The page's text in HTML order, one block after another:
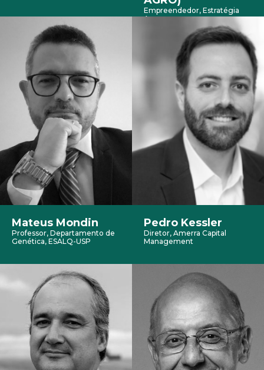
Empreendedor, Estratégia
Agro
Mateus Mondin
Professor, Departamento de
Genética, ESALQ-USP
Pedro Kessler
Diretor, Amerra Capital
Management